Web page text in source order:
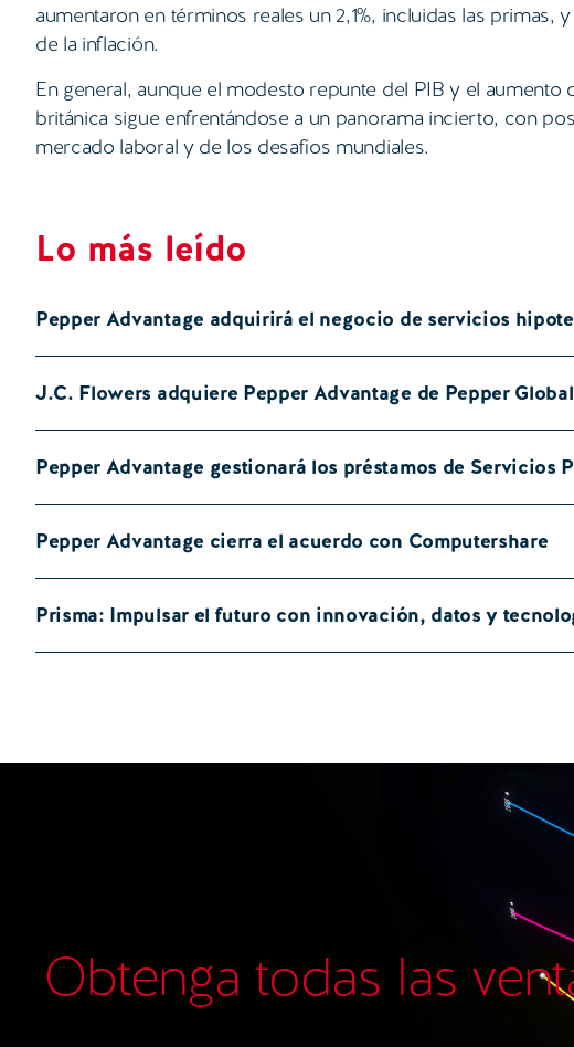
aumentaron en términos reales un 2,1%, incluidas las primas,
de la inflación.
En general, aunque el modesto repunte del PIB y el
británica sigue enfrentándose a un panorama incierto, con
mercado laboral y de los desafíos mundiales.
Lo más leído
Pepper Advantage adquirirá el negocio de servicios
J.C. Flowers adquiere Pepper Advantage de Pepper Global
Pepper Advantage gestionará los préstamos de Servicios
Pepper Advantage cierra el acuerdo con Computershare
Prisma: Impulsar el futuro con innovación, datos y
Obtenga todas las